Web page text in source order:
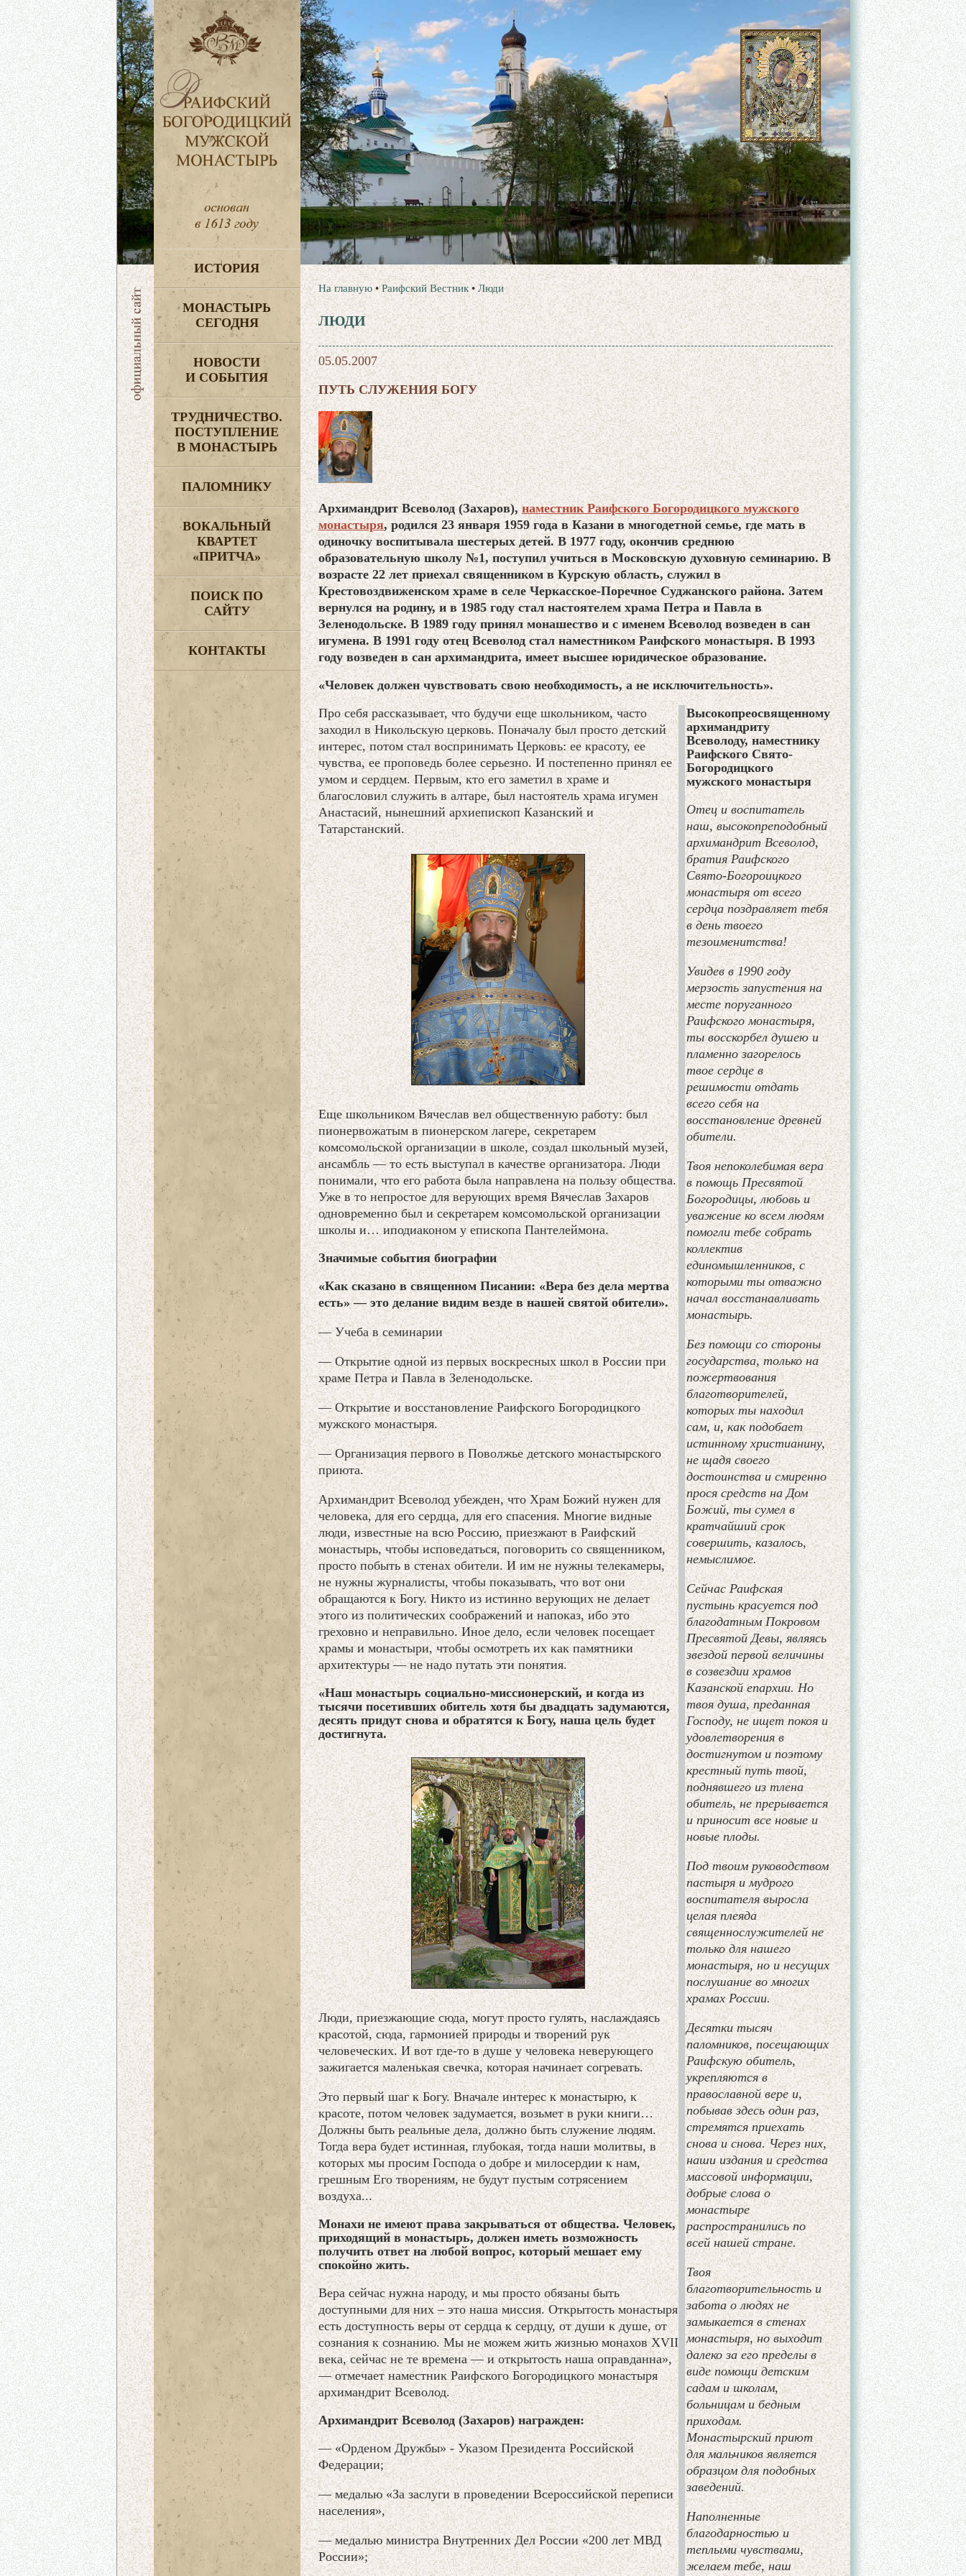
ИСТОРИЯ
МОНАСТЫРЬ
СЕГОДНЯ
НОВОСТИ
И СОБЫТИЯ
ТРУДНИЧЕСТВО.
ПОСТУПЛЕНИЕ
В МОНАСТЫРЬ
ПАЛОМНИКУ
ВОКАЛЬНЫЙ
КВАРТЕТ
«ПРИТЧА»
ПОИСК ПО
САЙТУ
КОНТАКТЫ
На главную •Раифский Вестник •Люди
ЛЮДИ
05.05.2007
ПУТЬ СЛУЖЕНИЯ БОГУ
Архимандрит Всеволод (Захаров),наместник Раифского Богородицкого мужского
монастыря, родился 23 января 1959 года в Казани в многодетной семье, где мать в
одиночку воспитывала шестерых детей. В 1977 году, окончив среднюю
образовательную школу №1, поступил учиться в Московскую духовную семинарию. В
возрасте 22 лет приехал священником в Курскую область, служил в
Крестовоздвиженском храме в селе Черкасское-Поречное Суджанского района. Затем
вернулся на родину, и в 1985 году стал настоятелем храма Петра и Павла в
Зеленодольске. В 1989 году принял монашество и с именем Всеволод возведен в сан
игумена. В 1991 году отец Всеволод стал наместником Раифского монастыря. В 1993
году возведен в сан архимандрита, имеет высшее юридическое образование.
«Человек должен чувствовать свою необходимость, а не исключительность».
Высокопреосвященному
архимандриту
Всеволоду, наместнику
Раифского Свято-
Богородицкого
мужского монастыря
Отец и воспитатель
наш, высокопреподобный
архимандрит Всеволод,
братия Раифского
Свято-Богороицкого
монастыря от всего
сердца поздравляет тебя
в день твоего
тезоименитства!
Увидев в 1990 году
мерзость запустения на
месте поруганного
Раифского монастыря,
ты восскорбел душею и
пламенно загорелось
твое сердце в
решимости отдать
всего себя на
восстановление древней
обители.
Твоя непоколебимая вера
в помощь Пресвятой
Богородицы, любовь и
уважение ко всем людям
помогли тебе собрать
коллектив
единомышленников, с
которыми ты отважно
начал восстанавливать
монастырь.
Без помощи со стороны
государства, только на
пожертвования
благотворителей,
которых ты находил
сам, и, как подобает
истинному христианину,
не щадя своего
достоинства и смиренно
прося средств на Дом
Божий, ты сумел в
кратчайший срок
совершить, казалось,
немыслимое.
Сейчас Раифская
пустынь красуется под
благодатным Покровом
Пресвятой Девы, являясь
звездой первой величины
в созвездии храмов
Казанской епархии. Но
твоя душа, преданная
Господу, не ищет покоя и
удовлетворения в
достигнутом и поэтому
крестный путь твой,
поднявшего из тлена
обитель, не прерывается
и приносит все новые и
новые плоды.
Под твоим руководством
пастыря и мудрого
воспитателя выросла
целая плеяда
священнослужителей не
только для нашего
монастыря, но и несущих
послушание во многих
храмах России.
Десятки тысяч
паломников, посещающих
Раифскую обитель,
укрепляются в
православной вере и,
побывав здесь один раз,
стремятся приехать
снова и снова. Через них,
наши издания и средства
массовой информации,
добрые слова о
монастыре
распространились по
всей нашей стране.
Твоя
благотворительность и
забота о людях не
замыкается в стенах
монастыря, но выходит
далеко за его пределы в
виде помощи детским
садам и школам,
больницам и бедным
приходам.
Монастырский приют
для мальчиков является
образцом для подобных
заведений.
Наполненные
благодарностью и
теплыми чувствами,
желаем тебе, наш
Про себя рассказывает, что будучи еще школьником, часто
заходил в Никольскую церковь. Поначалу был просто детский
интерес, потом стал воспринимать Церковь: ее красоту, ее
чувства, ее проповедь более серьезно. И постепенно принял ее
умом и сердцем. Первым, кто его заметил в храме и
благословил служить в алтаре, был настоятель храма игумен
Анастасий, нынешний архиепископ Казанский и
Татарстанский.
Еще школьником Вячеслав вел общественную работу: был
пионервожатым в пионерском лагере, секретарем
комсомольской организации в школе, создал школьный музей,
ансамбль — то есть выступал в качестве организатора. Люди
понимали, что его работа была направлена на пользу общества.
Уже в то непростое для верующих время Вячеслав Захаров
одновременно был и секретарем комсомольской организации
школы и… иподиаконом у епископа Пантелеймона.
Значимые события биографии
«Как сказано в священном Писании: «Вера без дела мертва
есть» — это делание видим везде в нашей святой обители».
— Учеба в семинарии
— Открытие одной из первых воскресных школ в России при
храме Петра и Павла в Зеленодольске.
— Открытие и восстановление Раифского Богородицкого
мужского монастыря.
— Организация первого в Поволжье детского монастырского
приюта.
Архимандрит Всеволод убежден, что Храм Божий нужен для
человека, для его сердца, для его спасения. Многие видные
люди, известные на всю Россию, приезжают в Раифский
монастырь, чтобы исповедаться, поговорить со священником,
просто побыть в стенах обители. И им не нужны телекамеры,
не нужны журналисты, чтобы показывать, что вот они
обращаются к Богу. Никто из истинно верующих не делает
этого из политических соображений и напоказ, ибо это
греховно и неправильно. Иное дело, если человек посещает
храмы и монастыри, чтобы осмотреть их как памятники
архитектуры — не надо путать эти понятия.
«Наш монастырь социально-миссионерский, и когда из
тысячи посетивших обитель хотя бы двадцать задумаются,
десять придут снова и обратятся к Богу, наша цель будет
достигнута.
Люди, приезжающие сюда, могут просто гулять, наслаждаясь
красотой, сюда, гармонией природы и творений рук
человеческих. И вот где-то в душе у человека неверующего
зажигается маленькая свечка, которая начинает согревать.
Это первый шаг к Богу. Вначале интерес к монастырю, к
красоте, потом человек задумается, возьмет в руки книги…
Должны быть реальные дела, должно быть служение людям.
Тогда вера будет истинная, глубокая, тогда наши молитвы, в
которых мы просим Господа о добре и милосердии к нам,
грешным Его творениям, не будут пустым сотрясением
воздуха...
Монахи не имеют права закрываться от общества. Человек,
приходящий в монастырь, должен иметь возможность
получить ответ на любой вопрос, который мешает ему
спокойно жить.
Вера сейчас нужна народу, и мы просто обязаны быть
доступными для них – это наша миссия. Открытость монастыря
есть доступность веры от сердца к сердцу, от души к душе, от
сознания к сознанию. Мы не можем жить жизнью монахов XVII
века, сейчас не те времена — и открытость наша оправданна»,
— отмечает наместник Раифского Богородицкого монастыря
архимандрит Всеволод.
Архимандрит Всеволод (Захаров) награжден:
— «Орденом Дружбы» - Указом Президента Российской
Федерации;
— медалью «За заслуги в проведении Всероссийской переписи
населения»,
— медалью министра Внутренних Дел России «200 лет МВД
России»;